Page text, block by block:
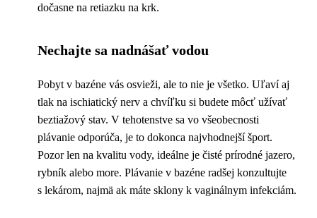
dočasne na retiazku na krk.
Nechajte sa nadnášať vodou
Pobyt v bazéne vás osvieži, ale to nie je všetko. Uľaví aj
tlak na ischiatický nerv a chvíľku si budete môcť užívať
beztiažový stav. V tehotenstve sa vo všeobecnosti
plávanie odporúča, je to dokonca najvhodnejší šport.
Pozor len na kvalitu vody, ideálne je čisté prírodné jazero,
rybník alebo more. Plávanie v bazéne radšej konzultujte
s lekárom, najmä ak máte sklony k vaginálnym infekciám.